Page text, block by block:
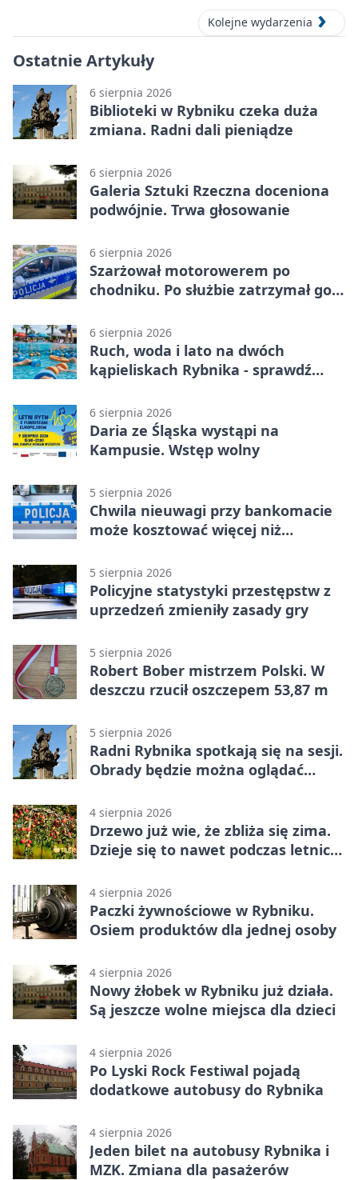
Kolejne wydarzenia
Ostatnie Artykuły
6 sierpnia 2026
Biblioteki w Rybniku czeka duża
zmiana. Radni dali pieniądze
6 sierpnia 2026
Galeria Sztuki Rzeczna doceniona
podwójnie. Trwa głosowanie
6 sierpnia 2026
Szarżował motorowerem po
chodniku. Po służbie zatrzymał go
6 sierpnia 2026
Ruch, woda i lato na dwóch
kąpieliskach Rybnika - sprawdź
6 sierpnia 2026
Daria ze Śląska wystąpi na
Kampusie. Wstęp wolny
5 sierpnia 2026
Chwila nieuwagi przy bankomacie
może kosztować więcej niż
5 sierpnia 2026
Policyjne statystyki przestępstw z
uprzedzeń zmieniły zasady gry
5 sierpnia 2026
Robert Bober mistrzem Polski. W
deszczu rzucił oszczepem 53,87 m
5 sierpnia 2026
Radni Rybnika spotkają się na sesji.
Obrady będzie można oglądać
4 sierpnia 2026
Drzewo już wie, że zbliża się zima.
Dzieje się to nawet podczas letnich
4 sierpnia 2026
Paczki żywnościowe w Rybniku.
Osiem produktów dla jednej osoby
4 sierpnia 2026
Nowy żłobek w Rybniku już działa.
Są jeszcze wolne miejsca dla dzieci
4 sierpnia 2026
Po Lyski Rock Festiwal pojadą
dodatkowe autobusy do Rybnika
4 sierpnia 2026
Jeden bilet na autobusy Rybnika i
MZK. Zmiana dla pasażerów